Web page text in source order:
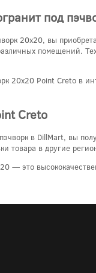
под
20x20, вы
помещений.
20x20 Point Creto в
Creto
в DillMart, вы
товара в другие
— это